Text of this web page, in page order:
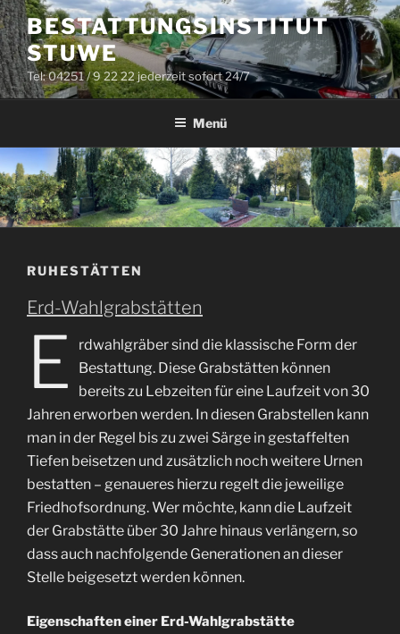
Zum
Inhalt
springen
BESTATTUNGSINSTITUT
STUWE
Tel: 04251 / 9 22 22 jederzeit sofort 24/7
Menü
RUHESTÄTTEN
Erd-Wahlgrabstätten
E
rdwahlgräber sind die klassische Form der
Bestattung. Diese Grabstätten können
bereits zu Lebzeiten für eine Laufzeit von 30
Jahren erworben werden. In diesen Grabstellen kann
man in der Regel bis zu zwei Särge in gestaffelten
Tiefen beisetzen und zusätzlich noch weitere Urnen
bestatten – genaueres hierzu regelt die jeweilige
Friedhofsordnung. Wer möchte, kann die Laufzeit
der Grabstätte über 30 Jahre hinaus verlängern, so
dass auch nach­folgende Gene­ratio­nen an dieser
Stelle beigesetzt werden können.
Eigenschaften einer Erd-Wahlgrabstätte